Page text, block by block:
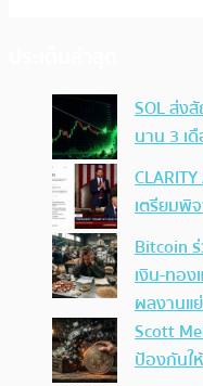
SOL ส่ง
นาน 3 เ
เตรียมพิ
Bitcoin
เงิน-ทอ
ผลงานแ
Scott
ป้องกันใ